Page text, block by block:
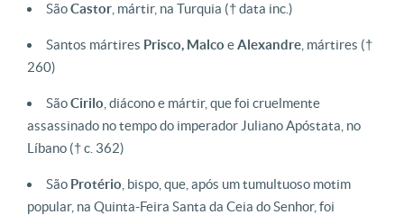
SãoCastor , mártir, na Turquia († data inc.)
Santos mártires Prisco, Malco eAlexandre , mártires (†
260)
SãoCirilo , diácono e mártir, que foi cruelmente
assassinado no tempo do imperador Juliano Apóstata, no
Líbano († c. 362)
São Protério , bispo, que, após um tumultuoso motim
popular, na Quinta-Feira Santa da Ceia do Senhor, foi